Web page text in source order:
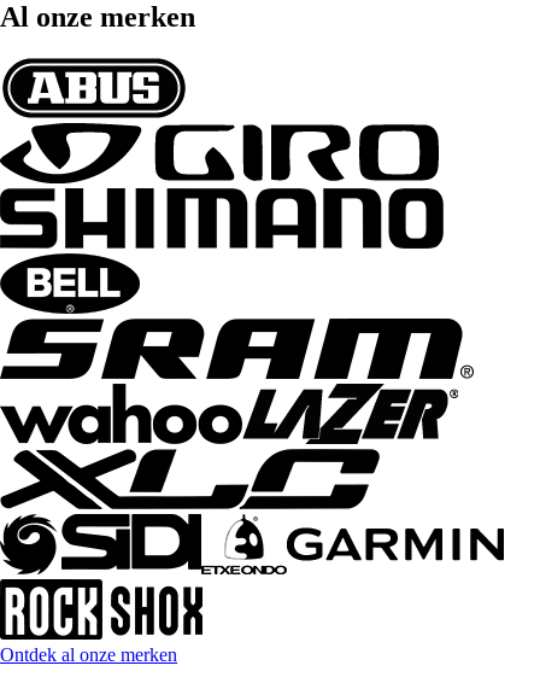
Al onze merken
Ontdek al onze merken